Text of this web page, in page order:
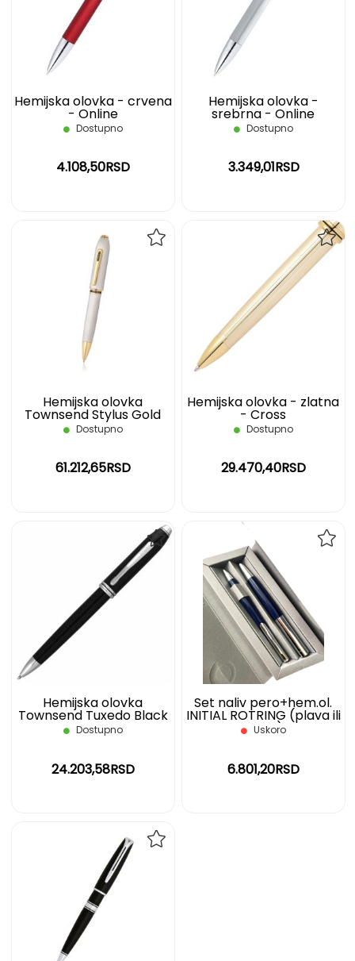
Hemijska olovka - crvena
- Online
Dostupno
4.108,50RSD
Hemijska olovka -
srebrna - Online
Dostupno
3.349,01RSD
Hemijska olovka
Townsend Stylus Gold
Cross
Dostupno
61.212,65RSD
Hemijska olovka - zlatna
- Cross
Dostupno
29.470,40RSD
Hemijska olovka
Townsend Tuxedo Black
- crna Cross
Dostupno
24.203,58RSD
DODAJ
Set naliv pero+hem.ol.
INITIAL ROTRING (plava ili
silver)
Uskoro
6.801,20RSD